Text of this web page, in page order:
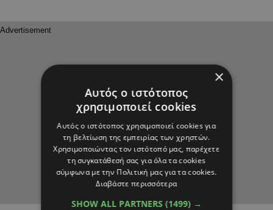
×
Αυτός ο ιστότοπος
χρησιμοποιεί cookies
Αυτός ο ιστότοπος χρησιμοποιεί cookies για
τη βελτίωση της εμπειρίας των χρηστών.
Χρησιμοποιώντας τον ιστότοπό μας, παρέχετε
τη συγκατάθεσή σας για όλα τα cookies
σύμφωνα με την Πολιτική μας για τα cookies.
Διαβάστε περισσότερα
SHOW ALL PARTNERS (1499) →